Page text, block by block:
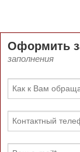
Оформить
заполнения